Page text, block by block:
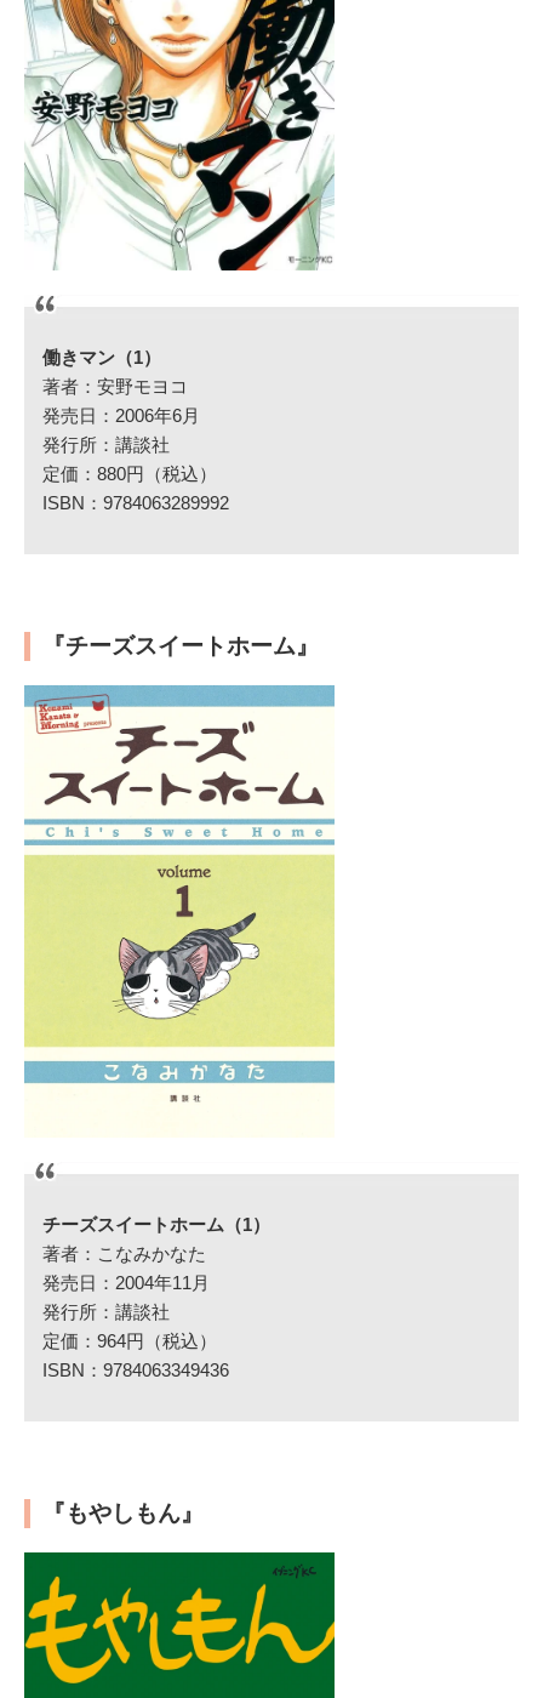
働きマン（1）
著者：安野モヨコ
発売日：2006年6月
発行所：講談社
定価：880円（税込）
ISBN：9784063289992
『チーズスイートホーム』
チーズスイートホーム（1）
著者：こなみかなた
発売日：2004年11月
発行所：講談社
定価：964円（税込）
ISBN：9784063349436
『もやしもん』